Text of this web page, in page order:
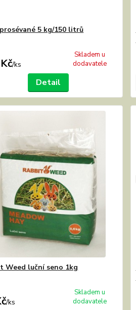
5 kg/150 litrů
/ks
Skladem u
dodavatele
Detail
Weed luční seno 1kg
/ks
Skladem u
dodavatele